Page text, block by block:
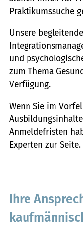
Praktikumssuche
Unsere
und
zum Thema
Verfügung.
Wenn Sie im
Anmeldefristen
Experten zur Seite.
Ihre